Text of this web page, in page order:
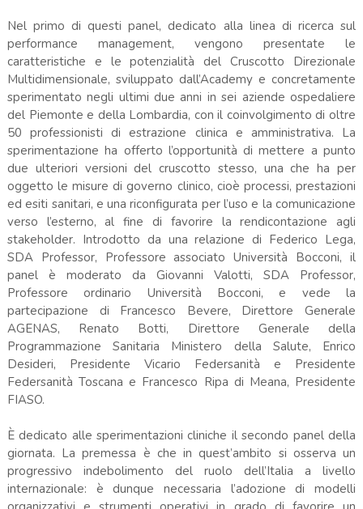
Nel primo di questi panel, dedicato alla linea di ricerca sul
performance management, vengono presentate le
caratteristiche e le potenzialità del Cruscotto Direzionale
Multidimensionale, sviluppato dall’Academy e concretamente
sperimentato negli ultimi due anni in sei aziende ospedaliere
del Piemonte e della Lombardia, con il coinvolgimento di oltre
50 professionisti di estrazione clinica e amministrativa. La
sperimentazione ha offerto l’opportunità di mettere a punto
due ulteriori versioni del cruscotto stesso, una che ha per
oggetto le misure di governo clinico, cioè processi, prestazioni
ed esiti sanitari, e una riconfigurata per l’uso e la comunicazione
verso l’esterno, al fine di favorire la rendicontazione agli
stakeholder. Introdotto da una relazione di Federico Lega,
SDA Professor, Professore associato Università Bocconi, il
panel è moderato da Giovanni Valotti, SDA Professor,
Professore ordinario Università Bocconi, e vede la
partecipazione di Francesco Bevere, Direttore Generale
AGENAS, Renato Botti, Direttore Generale della
Programmazione Sanitaria Ministero della Salute, Enrico
Desideri, Presidente Vicario Federsanità e Presidente
Federsanità Toscana e Francesco Ripa di Meana, Presidente
FIASO.
È dedicato alle sperimentazioni cliniche il secondo panel della
giornata. La premessa è che in quest’ambito si osserva un
progressivo indebolimento del ruolo dell’Italia a livello
internazionale: è dunque necessaria l’adozione di modelli